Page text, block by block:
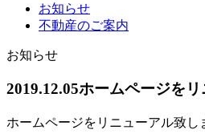
お知らせ
不動産のご案内
お知らせ
2019.12.05ホームページを
ホームページをリニューアル致し